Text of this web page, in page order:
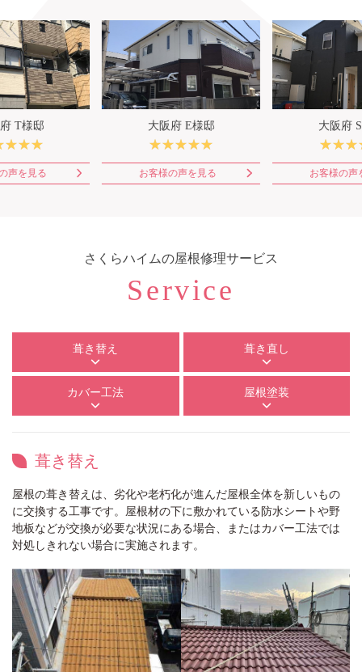
T様邸
声を見る
大阪府 E様邸
お客様の声を見る
大阪府
お客様の声
さくらハイムの屋根修理サービス
Service
葺き替え 葺き直し
カバー工法 屋根塗装
葺き替え
屋根の葺き替えは、劣化や老朽化が進んだ屋根全体を新しいもの
に交換する工事です。屋根材の下に敷かれている防水シートや野
地板などが交換が必要な状況にある場合、またはカバー工法では
対処しきれない場合に実施されます。